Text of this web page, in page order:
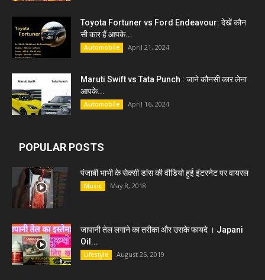
Toyota Fortuner vs Ford Endeavour: देखें कौन
सी कार हैं आपके...
Automobile April 21, 2024
Maruti Swift vs Tata Punch : जाने कौनसी कार लेना
आपके...
Automobile April 16, 2024
POPULAR POSTS
पंजाबी भाभी के सेक्सी डांस की वीडियो हुई इंटरनेट पर वायरल
Music May 8, 2018
जापानी तेल लगाने का तरीका और उसके फायदे । Japani
Oil...
Lifestyle August 25, 2019